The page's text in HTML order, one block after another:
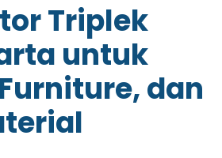
Triplek
untuk
dan